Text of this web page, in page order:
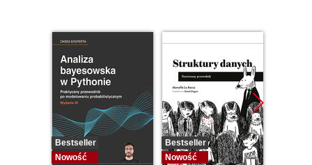
Bestseller
Nowość
Bestseller
Nowość